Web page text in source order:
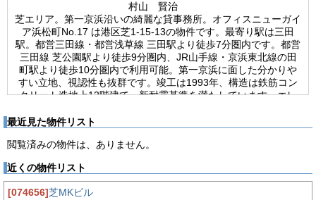
村山 賢治
芝エリア。第一京浜沿いの綺麗な貸事務所。オフィスニューガイ
ア浜松町No.17 は港区芝1-15-13の物件です。最寄り駅は三田
駅。都営三田線・都営浅草線 三田駅より徒歩7分圏内です。都営
三田線 芝公園駅より徒歩9分圏内、JR山手線・京浜東北線の田
町駅より徒歩10分圏内で利用可能。第一京浜に面した分かりや
すい立地、視認性も抜群です。竣工は1993年、構造は鉄筋コン
クリート造地上12階建て、新耐震基準を満たしています。エレ
クの機械警備で、セキュリティ面も安心です。24時間利用可能
坪、天井高は2,400mm。個別空調、OAフロア、光ファイバー導
テナント。給湯・トイレは各フロア室内に設置で大変便利。トイ
レは男女別トイレです。ワンフロア約37坪で使い勝手の良い間
取り、営業拠点としてもおすすめの物件です。
最近見た物件リスト
閲覧済みの物件は、ありません。
近くの物件リスト
[074656]芝MKビル